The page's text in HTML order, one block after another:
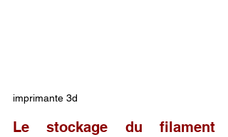
imprimante 3d
Le stockage du filament